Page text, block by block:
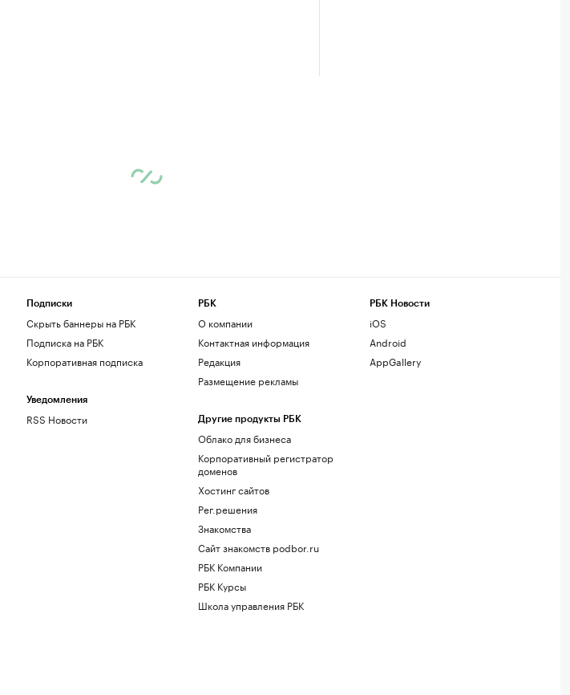
Подписки
Скрыть баннеры на РБК
Подписка на РБК
Корпоративная подписка
Уведомления
RSS Новости
РБК
О компании
Контактная информация
Редакция
Размещение рекламы
Другие продукты РБК
Облако для бизнеса
Корпоративный регистратор
доменов
Хостинг сайтов
Рег.решения
Знакомства
Сайт знакомств podbor.ru
РБК Компании
РБК Курсы
Школа управления РБК
РБК Новости
iOS
Android
AppGallery